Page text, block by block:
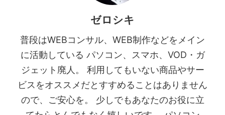
ゼロシキ
普段はWEBコンサル、WEB制作などをメイン
に活動している パソコン、スマホ、VOD・ガ
ジェット廃人。 利用してもいない商品やサー
ビスをオススメだとすすめることはありません
ので、ご安心を。 少しでもあなたのお役に立